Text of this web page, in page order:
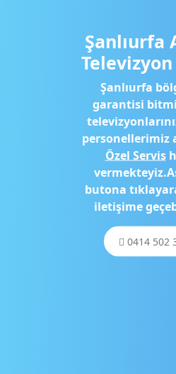
Şanlıurfa
Şanlıurfa
garantisi
personellerimiz
Özel Servis
butona
iletişime
0414 502